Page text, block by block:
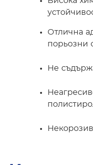
Отлична
порьозни
Не